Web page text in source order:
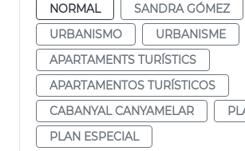
NORMAL
SANDRA GÓMEZ
URBANISMO
URBANISME
APARTAMENTS TURÍSTICS
APARTAMENTOS TURÍSTICOS
CABANYAL CANYAMELAR
PLAN ESPECIAL